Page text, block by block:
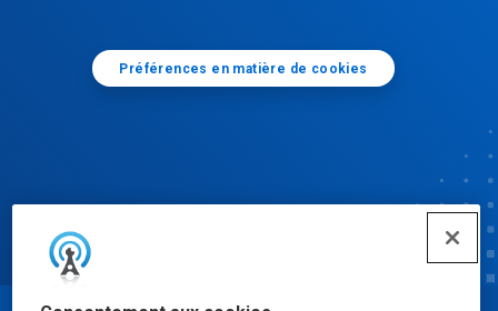
Préférences en matière de cookies